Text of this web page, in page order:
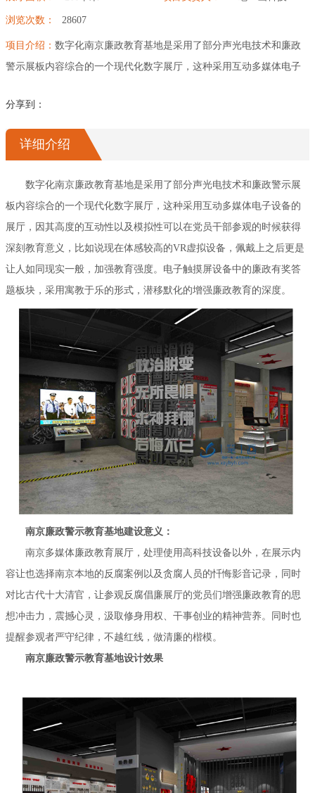
浏览次数： 28607
项目介绍： 数字化南京廉政教育基地是采用了部分声光电技术和廉政
警示展板内容综合的一个现代化数字展厅，这种采用互动多媒体电子
候获得深刻教育意义，比如说现在体感较高的VR虚拟设备，佩戴上之
后更是让人如同现实一般，加强教育强度。电子触摸屏设备中的廉政
有奖答题板块，采用寓教于乐的形式，潜移默化的增强廉政教育的深
分享到：
详细介绍
数字化南京廉政教育基地是采用了部分声光电技术和廉政警示展
板内容综合的一个现代化数字展厅，这种采用互动多媒体电子设备的
展厅，因其高度的互动性以及模拟性可以在党员干部参观的时候获得
深刻教育意义，比如说现在体感较高的VR虚拟设备，佩戴上之后更是
让人如同现实一般，加强教育强度。电子触摸屏设备中的廉政有奖答
题板块，采用寓教于乐的形式，潜移默化的增强廉政教育的深度。
南京廉政警示教育基地建设意义：
南京多媒体廉政教育展厅，处理使用高科技设备以外，在展示内
容让也选择南京本地的反腐案例以及贪腐人员的忏悔影音记录，同时
对比古代十大清官，让参观反腐倡廉展厅的党员们增强廉政教育的思
想冲击力，震撼心灵，汲取修身用权、干事创业的精神营养。同时也
提醒参观者严守纪律，不越红线，做清廉的楷模。
南京廉政警示教育基地设计效果